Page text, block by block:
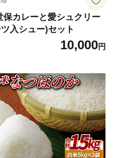
保カレーと愛シュクリー
入シュー)セット
10,000円